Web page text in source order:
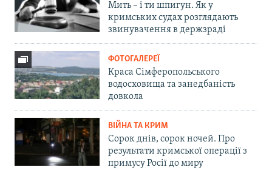
Мить – і ти шпигун. Як у
кримських судах розглядають
звинувачення в держзраді
ФОТОГАЛЕРЕЇ
Краса Сімферопольського
водосховища та занедбаність
довкола
ВІЙНА ТА КРИМ
Сорок днів, сорок ночей. Про
результати кримської операції з
примусу Росії до миру